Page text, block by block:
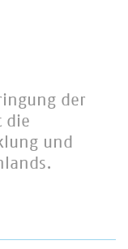
der
die
und